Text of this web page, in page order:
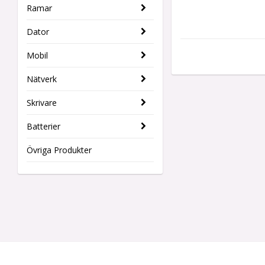
Ramar
Dator
Mobil
Nätverk
Skrivare
Batterier
Övriga Produkter